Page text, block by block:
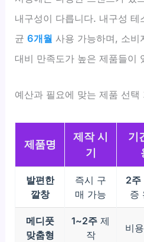
내구성이 다릅니다. 내구성
균6개월 사용 가능하며, 소비
대비 만족도가 높은 제품들이
예산과 필요에 맞는 제품 선택
제품명
제작 시
기
기
발편한
깔창
즉시 구
매 가능
2주
증
메디풋
맞춤형
1~2주 제
작
비